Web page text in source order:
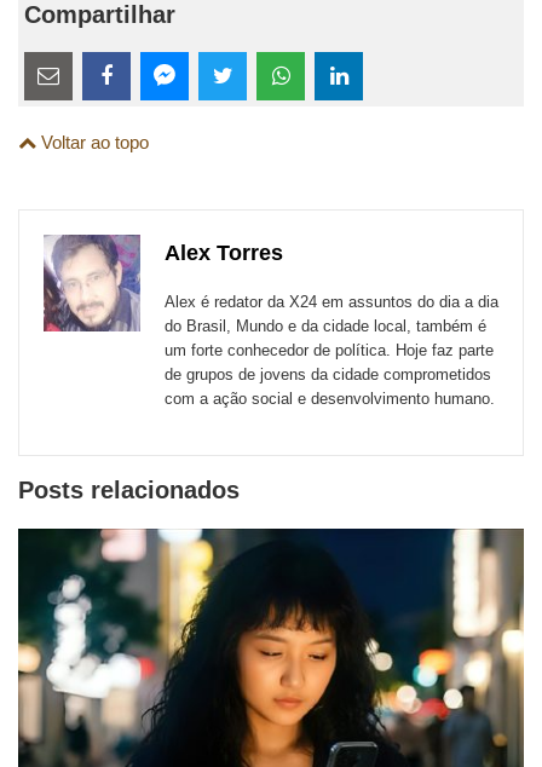
Compartilhar
Estes
links
são
sites
externos
esta
Email
esta
FacebookMessenger
TwitterWhatsApp
Voltar ao topo
Alex Torres
Alex é redator da X24 em assuntos do dia a dia
do Brasil, Mundo e da cidade local, também é
um forte conhecedor de política. Hoje faz parte
de grupos de jovens da cidade comprometidos
com a ação social e desenvolvimento humano.
Posts relacionados